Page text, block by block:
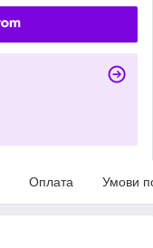
Оплата Умови